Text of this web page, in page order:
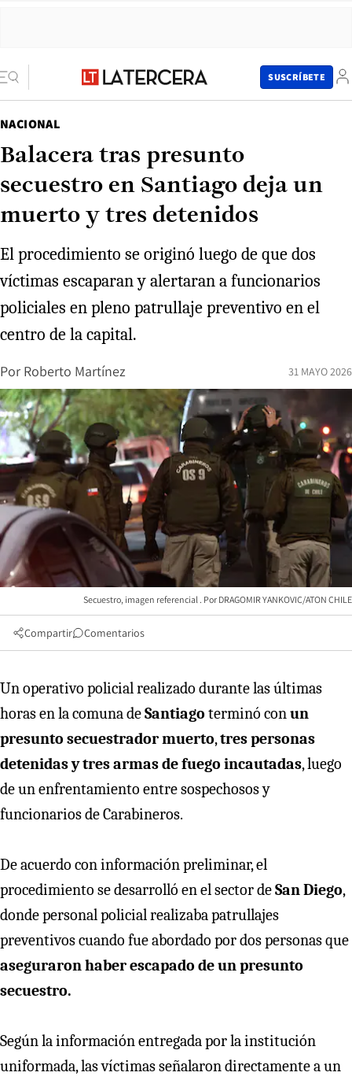
SUSCRÍBETE
NACIONAL
Balacera tras presunto
secuestro en Santiago deja un
muerto y tres detenidos
El procedimiento se originó luego de que dos
víctimas escaparan y alertaran a funcionarios
policiales en pleno patrullaje preventivo en el
centro de la capital.
Por Roberto Martínez 31 MAYO 2026
Secuestro, imagen referencial DRAGOMIR YANKOVIC/ATON CHILE
Compartir Comentarios
Un operativo policial realizado durante las últimas
horas en la comuna deSantiago terminó conun
presunto secuestrador muerto,tres personas
detenidas y tres armas de fuego incautadas, luego
de un enfrentamiento entre sospechosos y
funcionarios de Carabineros.
De acuerdo con información preliminar, el
procedimiento se desarrolló en el sector deSan Diego,
donde personal policial realizaba patrullajes
preventivos cuando fue abordado por dos personas que
aseguraron haber escapado de un presunto
secuestro.
Según la información entregada por la institución
uniformada, las víctimas señalaron directamente a un